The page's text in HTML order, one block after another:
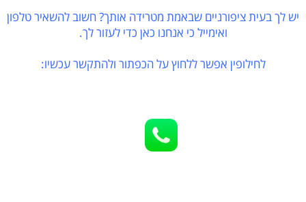
יש לך בעית ציפורניים שבאמת מטרידה אותך? חשוב להשאיר טלפון
ואימייל כי אנחנו כאן כדי לעזור לך.
לחילופין אפשר ללחוץ על הכפתור ולהתקשר עכשיו: